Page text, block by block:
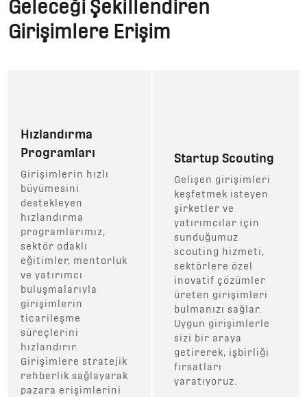
Geleceği Şekillendiren
Girişimlere Erişim
Hızlandırma
Programları
Girişimlerin hızlı
büyümesini
destekleyen
hızlandırma
programlarımız,
sektör odaklı
eğitimler, mentorluk
ve yatırımcı
buluşmalarıyla
girişimlerin
ticarileşme
süreçlerini
hızlandırır.
Girişimlere stratejik
rehberlik sağlayarak
pazara erişimlerini
Startup Scouting
Gelişen girişimleri
keşfetmek isteyen
şirketler ve
yatırımcılar için
sunduğumuz
scouting hizmeti,
sektörlere özel
inovatif çözümler
üreten girişimleri
bulmanızı sağlar.
Uygun girişimlerle
sizi bir araya
getirerek, işbirliği
fırsatları
yaratıyoruz.